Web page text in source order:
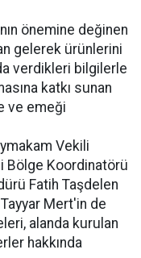
önemine değinen
gelerek ürünlerini
verdikleri bilgilerle
katkı sunan
ve emeği
Vekili
Bölge Koordinatörü
Fatih Taşdelen
Mert'in de
alanda kurulan
hakkında